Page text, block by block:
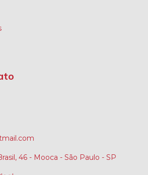
46 - Mooca - São Paulo - SP